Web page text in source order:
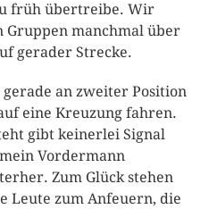
früh übertreibe. Wir
Gruppen manchmal über
gerader Strecke.
an zweiter Position
eine Kreuzung fahren.
gibt keinerlei Signal
Vordermann
Zum Glück stehen
Leute zum Anfeuern, die